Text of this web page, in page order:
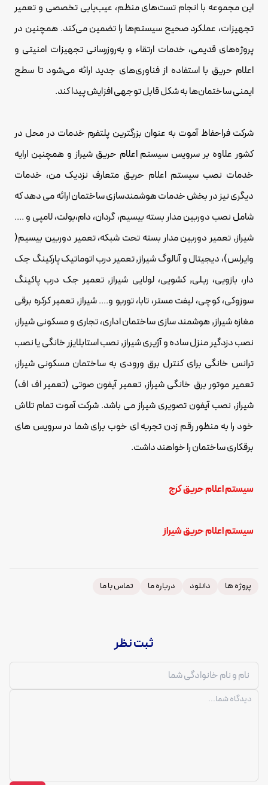
این مجموعه با انجام تست‌های منظم، عیب‌یابی تخصصی و تعمیر
تجهیزات، عملکرد صحیح سیستم‌ها را تضمین می‌کند. همچنین در
پروژه‌های قدیمی، خدمات ارتقاء و به‌روزرسانی تجهیزات امنیتی و
اعلام حریق با استفاده از فناوری‌های جدید ارائه می‌شود تا سطح
ایمنی ساختمان‌ها به شکل قابل توجهی افزایش پیدا کند.
شرکت فراحفاظ آموت به عنوان بزرگترین پلتفرم خدمات در محل در
کشور علاوه بر سرویس سیستم اعلام حریق شیراز و همچنین ارایه
خدمات نصب سیستم اعلام حریق متعارف نزدیک من، خدمات
دیگری نیز در بخش خدمات هوشمندسازی ساختمان ارائه می دهد که
شامل نصب دوربین مدار بسته بیسیم، گردان، دام،بولت، لامپی و ....
شیراز, تعمیر دوربین مدار بسته تحت شبکه، تعمیر دوربین بیسیم(
وایرلس)، دیجیتال و آنالوگ شیراز, تعمیر درب اتوماتیک پارکینگ جک
دار، بازویی، ریلی, کشویی، لولایی شیراز, تعمیر جک درب پاکینگ
سوزوکی، کوچی، لیفت مستر، تابا، توربو و.... شیراز, تعمیر کرکره برقی
مغازه شیراز, هوشمند سازی ساختمان اداری، تجاری و مسکونی شیراز,
نصب دزدگیر منزل ساده و آژیری شیراز, نصب استابلایزر خانگی یا نصب
ترانس خانگی برای کنترل برق ورودی به ساختمان مسکونی شیراز,
تعمیر موتور برق خانگی شیراز, تعمیر آیفون صوتی (تعمیر اف اف)
شیراز, نصب آیفون تصویری شیراز می باشد. شرکت آموت تمام تلاش
خود را به منظور رقم زدن تجربه ای خوب برای شما در سرویس های
برقکاری ساختمان را خواهند داشت.
سیستم اعلام حریق کرج
سیستم اعلام حریق شیراز
پروژه ها دانلود درباره ما تماس با ما
ثبت نظر